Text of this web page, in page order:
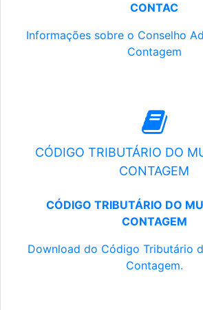
CONTAC
Informações sobre o Conselho
Contagem
CÓDIGO TRIBUTÁRIO DO
CONTAGEM
CÓDIGO TRIBUTÁRIO DO
CONTAGEM
Download do Código Tributário
Contagem.